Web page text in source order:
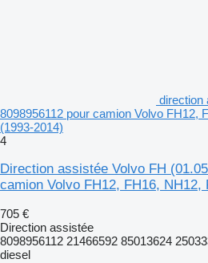
direction
8098956112 pour camion Volvo FH12,
(1993-2014)
4
Direction assistée Volvo FH
camion Volvo FH12, FH16, NH12,
705 €
Direction assistée
8098956112 21466592 85013624
diesel